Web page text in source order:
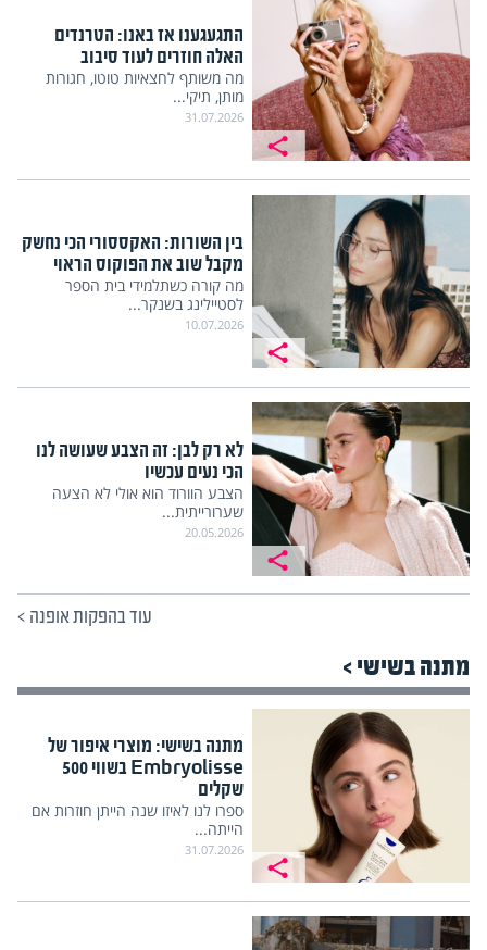
התגעגענו אז באנו: הטרנדים
האלה חוזרים לעוד סיבוב
מה משותף לחצאיות טוטו, חגורות
מותן, תיקי...
31.07.2026
בין השורות: האקססורי הכי נחשק
מקבל שוב את הפוקוס הראוי
מה קורה כשתלמידי בית הספר
לסטיילינג בשנקר...
10.07.2026
לא רק לבן: זה הצבע שעושה לנו
הכי נעים עכשיו
הצבע הוורוד הוא אולי לא הצעה
שערורייתית...
20.05.2026
עוד בהפקות אופנה >
מתנה בשישי >
מתנה בשישי: מוצרי איפור של
Embryolisse בשווי 500
שקלים
ספרו לנו לאיזו שנה הייתן חוזרות אם
הייתה...
31.07.2026